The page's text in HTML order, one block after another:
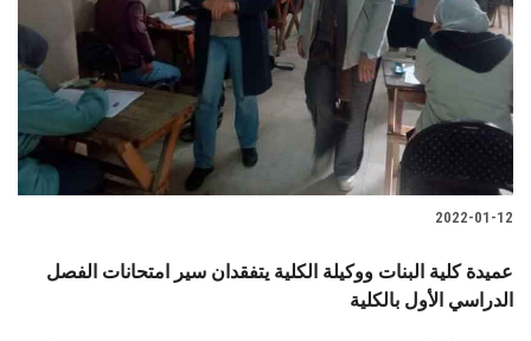
2022-01-12
عميدة كلية البنات ووكيلة الكلية يتفقدان سير امتحانات الفصل
الدراسي الأول بالكلية